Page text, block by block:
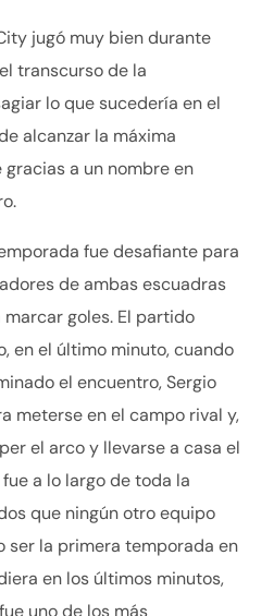
jugó muy bien durante
transcurso de la
lo que sucedería en el
alcanzar la máxima
a un nombre en
fue desafiante para
de ambas escuadras
goles. El partido
en el último minuto, cuando
el encuentro, Sergio
meterse en el campo rival y,
el arco y llevarse a casa el
a lo largo de toda la
que ningún otro equipo
ser la primera temporada en
en los últimos minutos,
uno de los más